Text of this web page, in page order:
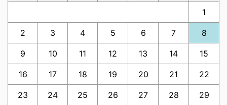
1
2 3 4 5 6 7 8
9 10 11 12 13 14 15
16 17 18 19 20 21 22
23 24 25 26 27 28 29